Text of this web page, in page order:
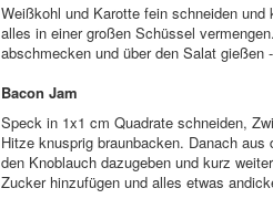
Weißkohl und Karotte fein schneiden
alles in einer großen Schüssel
abschmecken und über den Salat gießen
Bacon Jam
Speck in 1x1 cm Quadrate schneiden,
Hitze knusprig braunbacken. Danach
den Knoblauch dazugeben und kurz
Zucker hinzufügen und alles etwas